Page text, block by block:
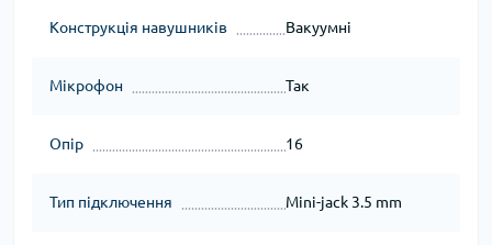
Конструкція навушників Вакуумні
Мікрофон Так
Опір 16
Тип підключення Mini-jack 3.5 mm